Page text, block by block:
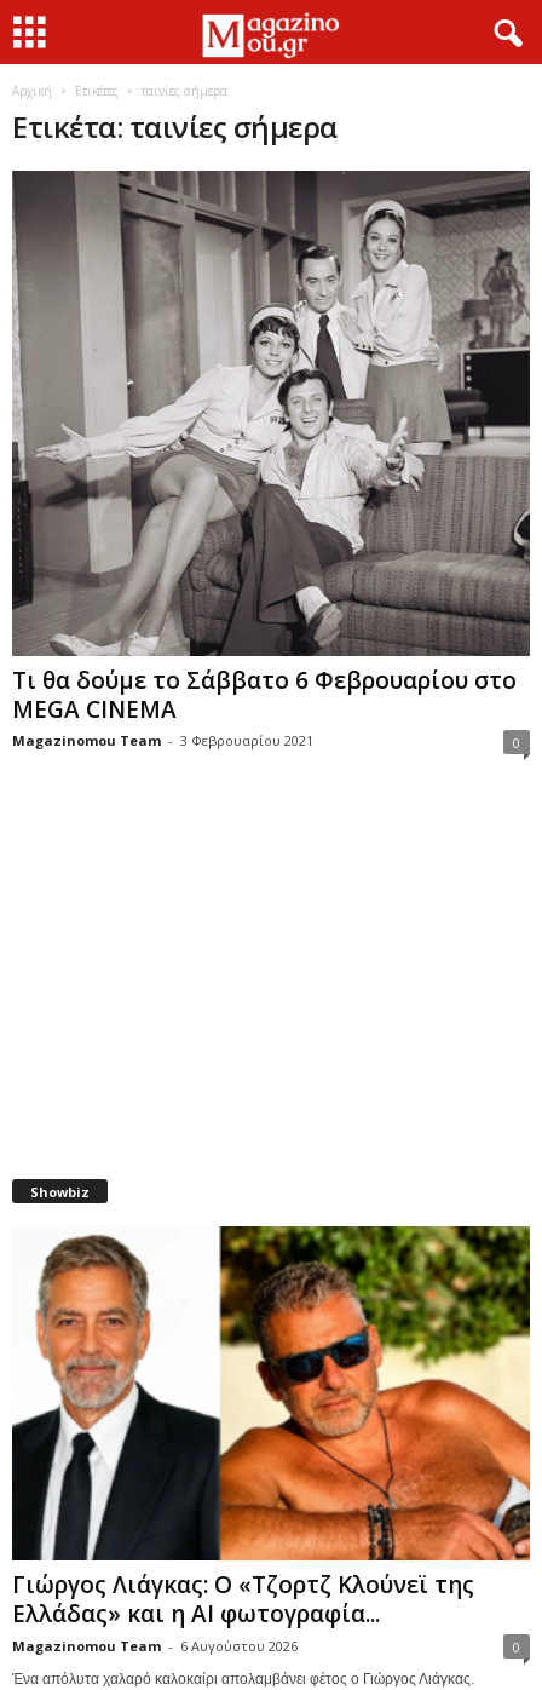
Αρχική Ετικέτες ταινίες σήμερα
Ετικέτα: ταινίες σήμερα
Τι θα δούμε το Σάββατο 6 Φεβρουαρίου στο
MEGA CINEMA
Magazinomou Team - 3 Φεβρουαρίου 2021 0
Showbiz
Γιώργος Λιάγκας: Ο «Τζορτζ Κλούνεϊ της
Ελλάδας» και η AI φωτογραφία...
Magazinomou Team - 6 Αυγούστου 2026 0
Ένα απόλυτα χαλαρό καλοκαίρι απολαμβάνει φέτος ο Γιώργος Λιάγκας.